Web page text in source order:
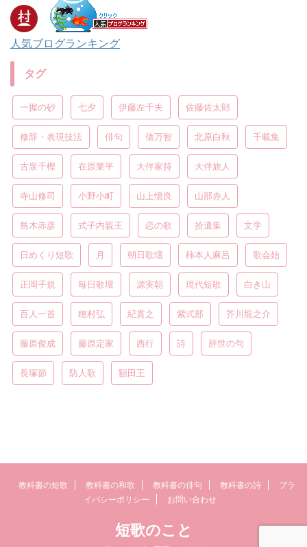
人気ブログランキング
タグ
一握の砂 七夕 伊藤左千夫 佐藤佐太郎
修辞・表現技法 俳句 俵万智 北原白秋 千載集
古泉千樫 在原業平 大伴家持 大伴旅人
寺山修司 小野小町 山上憶良 山部赤人
島木赤彦 式子内親王 恋の歌 拾遺集 文学
日めくり短歌 月 朝日歌壇 柿本人麻呂 歌会始
正岡子規 毎日歌壇 源実朝 現代短歌 白き山
百人一首 穂村弘 紀貫之 紫式部 芥川龍之介
藤原俊成 藤原定家 西行 詩 辞世の句
長塚節 防人歌 額田王
教科書の短歌 教科書の和歌 教科書の俳句 教科書の詩
プラ
イバシーポリシー
お問い合わせ
短歌のこと